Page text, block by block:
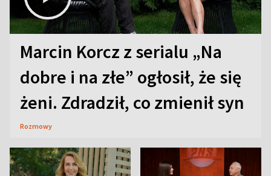
Marcin Korcz z serialu „Na
dobre i na złe” ogłosił, że się
żeni. Zdradził, co zmienił syn
Rozmowy